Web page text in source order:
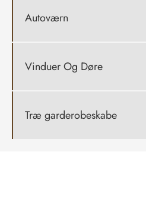
Autoværn
Vinduer Og Døre
Træ garderobeskabe